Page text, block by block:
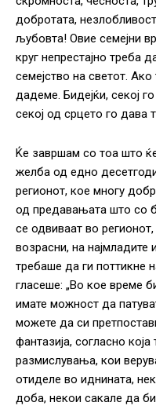
добротата,
љубовта! Овие семејни
круг непрестајно треба
семејство на светот.
дадеме. Бидејќи, секој
секој од срцето го дава
Ќе завршам со тоа што
желба од едно
регионот, кое многу
од предавањата што со
се одвиваат во
возрасни, на
требаше да ги поттикне
гласеше: „Во кое време
имате можност да
можете да си
фантазија, согласно
размислувања, кои
отиделе во иднината,
доба, некои сакале да